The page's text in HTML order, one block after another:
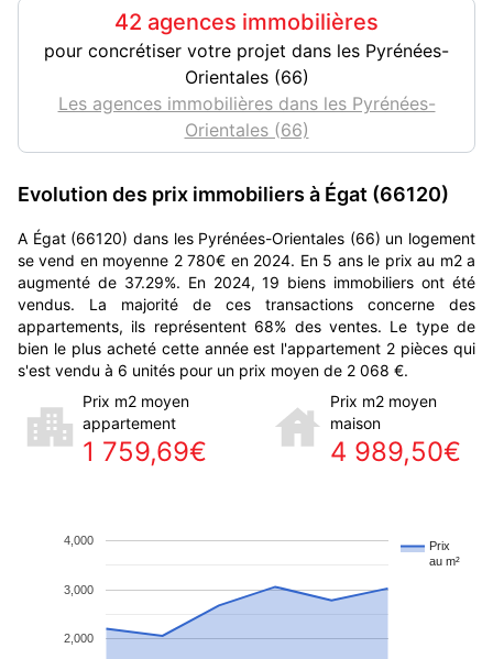
42 agences immobilières
pour concrétiser votre projet dans les Pyrénées-
Orientales (66)
Les agences immobilières dans les Pyrénées-
Orientales (66)
Evolution des prix immobiliers à Égat (66120)
A Égat (66120) dans les Pyrénées-Orientales (66) un logement
se vend en moyenne 2 780€ en 2024. En 5 ans le prix au m2 a
augmenté de 37.29%. En 2024, 19 biens immobiliers ont été
vendus. La majorité de ces transactions concerne des
appartements, ils représentent 68% des ventes. Le type de
bien le plus acheté cette année est l'appartement 2 pièces qui
s'est vendu à 6 unités pour un prix moyen de 2 068 €.
Prix m2 moyen
appartement
1 759,69€
Prix m2 moyen
maison
4 989,50€
Prix
au m²
2,000
3,000
4,000